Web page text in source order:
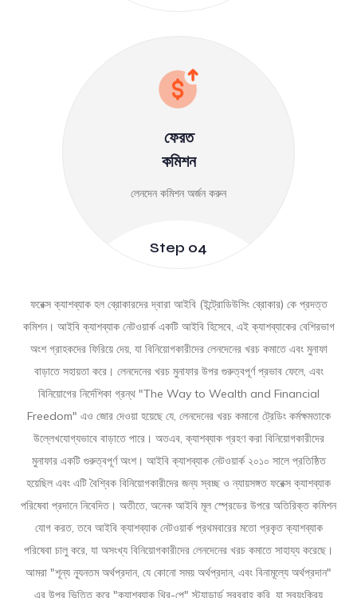
ফেরত
কমিশন
লেনদেন কমিশন অর্জন করুন
Step 04
ফরেক্স ক্যাশব্যাক হল ব্রোকারদের দ্বারা আইবি (ইন্ট্রোডিউসিং ব্রোকার) কে প্রদত্ত
কমিশন। আইবি ক্যাশব্যাক নেটওয়ার্ক একটি আইবি হিসেবে, এই ক্যাশব্যাকের বেশিরভাগ
অংশ গ্রাহকদের ফিরিয়ে দেয়, যা বিনিয়োগকারীদের লেনদেনের খরচ কমাতে এবং মুনাফা
বাড়াতে সহায়তা করে। লেনদেনের খরচ মুনাফার উপর গুরুত্বপূর্ণ প্রভাব ফেলে, এবং
বিনিয়োগের নির্দেশিকা গ্রন্থ "The Way to Wealth and Financial
Freedom" এও জোর দেওয়া হয়েছে যে, লেনদেনের খরচ কমানো ট্রেডিং কর্মক্ষমতাকে
উল্লেখযোগ্যভাবে বাড়াতে পারে। অতএব, ক্যাশব্যাক গ্রহণ করা বিনিয়োগকারীদের
মুনাফার একটি গুরুত্বপূর্ণ অংশ। আইবি ক্যাশব্যাক নেটওয়ার্ক ২০১০ সালে প্রতিষ্ঠিত
হয়েছিল এবং এটি বৈশ্বিক বিনিয়োগকারীদের জন্য স্বচ্ছ ও ন্যায়সঙ্গত ফরেক্স ক্যাশব্যাক
পরিষেবা প্রদানে নিবেদিত। অতীতে, অনেক আইবি মূল স্প্রেডের উপরে অতিরিক্ত কমিশন
যোগ করত, তবে আইবি ক্যাশব্যাক নেটওয়ার্ক প্রথমবারের মতো প্রকৃত ক্যাশব্যাক
পরিষেবা চালু করে, যা অসংখ্য বিনিয়োগকারীদের লেনদেনের খরচ কমাতে সাহায্য করেছে।
আমরা "শূন্য ন্যূনতম অর্থপ্রদান, যে কোনো সময় অর্থপ্রদান, এবং বিনামূল্যে অর্থপ্রদান"
এর উপর ভিত্তি করে "ক্যাশব্যাক থ্রি-পে" স্ট্যান্ডার্ড সরবরাহ করি, যা স্বয়ংক্রিয়